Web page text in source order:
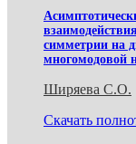
симметрии на
многомодовой
Ширяева С.О.
Скачать